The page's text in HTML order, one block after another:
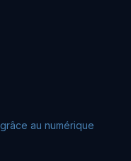
au numérique